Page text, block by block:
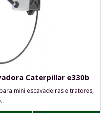
Caterpillar e330b
mini escavadeiras e tratores,